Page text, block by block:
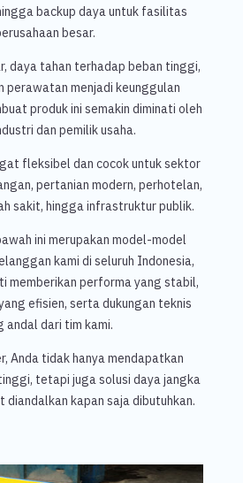
backup daya untuk fasilitas
besar.
daya tahan terhadap beban tinggi,
perawatan menjadi keunggulan
produk ini semakin diminati oleh
dan pemilik usaha.
fleksibel dan cocok untuk sektor
pertanian modern, perhotelan,
sakit, hingga infrastruktur publik.
ini merupakan model-model
kami di seluruh Indonesia,
memberikan performa yang stabil,
efisien, serta dukungan teknis
andal dari tim kami.
Anda tidak hanya mendapatkan
tetapi juga solusi daya jangka
diandalkan kapan saja dibutuhkan.